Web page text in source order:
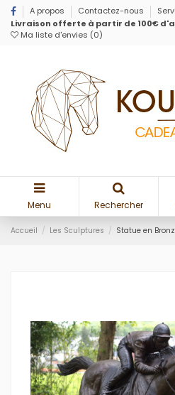
A propos Contactez-nous
Livraison offerte à partir de 100€
Ma liste d'envies (0)
Menu Rechercher
Accueil Les Sculptures Statue en